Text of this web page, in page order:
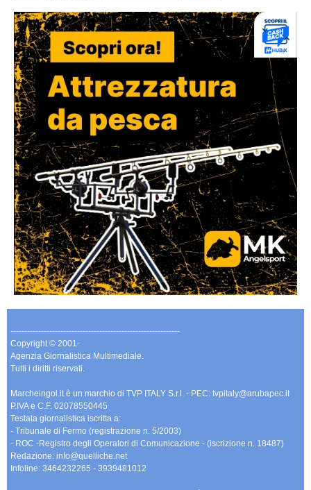
-------------------------------------------------------------
Copyright © 2001-
Agenzia Giornalistica Multimediale.
Tutti i diritti riservati.
Marcheingol.it è un marchio di TVP ITALY S.r.l. - PEC: tvpitaly@arubapec.it
P.IVA e C.F. 02078550445
Testata giornalistica iscritta a:
- Tribunale di Fermo (registrazione n. 5/2003)
- ROC -Registro degli Operatori di Comunicazione - (iscrizione n. 18487)
Redazione: info@quelliche.net
Infoline: 3464232265 - 3939481012